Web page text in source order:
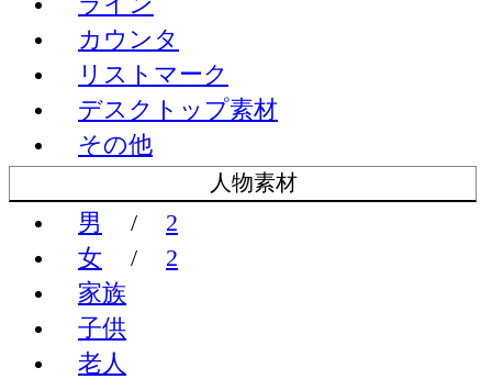
カウンタ
リストマーク
デスクトップ素材
その他
人物素材
男 /
2
女
/
2
家族
子供
老人